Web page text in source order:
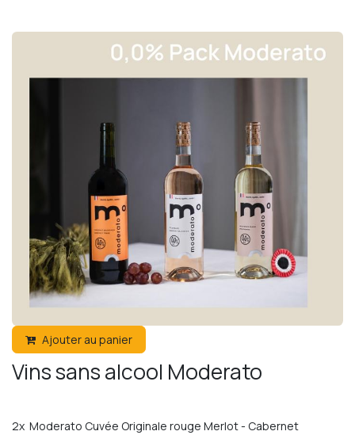
Ajouter au panier
Vins sans alcool Moderato
2x Moderato Cuvée Originale rouge Merlot - Cabernet